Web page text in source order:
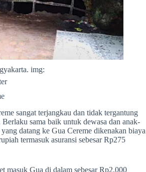
img:
sangat terjangkau dan tidak tergantung
sama baik untuk dewasa dan anak-
datang ke Gua Cereme dikenakan biaya
termasuk asuransi sebesar Rp275
masuk Gua di dalam sebesar Rp2.000